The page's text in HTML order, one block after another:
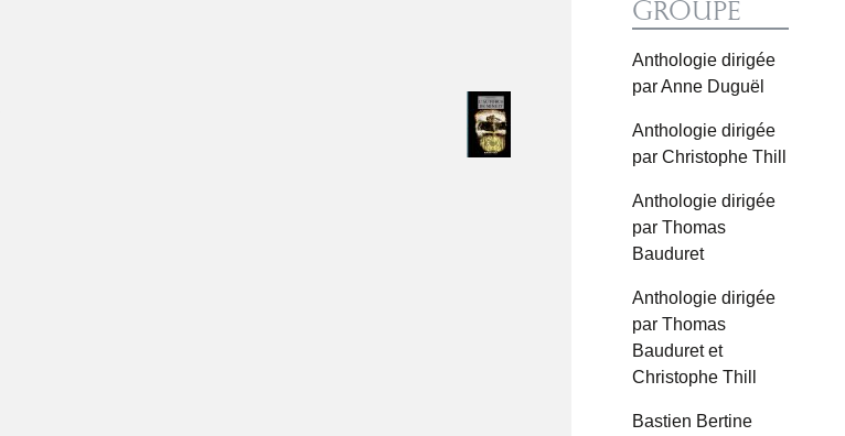
groupe
Anthologie dirigée
par Anne Duguël
Anthologie dirigée
par Christophe Thill
Anthologie dirigée
par Thomas
Bauduret
Anthologie dirigée
par Thomas
Bauduret et
Christophe Thill
Bastien Bertine